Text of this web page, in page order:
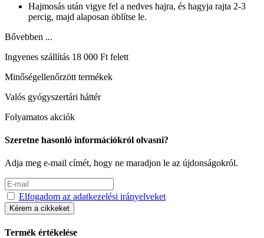
Hajmosás után vigye fel a nedves hajra, és hagyja rajta 2-3
percig, majd alaposan öblítse le.
Bővebben ...
Ingyenes szállítás 18 000 Ft felett
Minőségellenőrzött termékek
Valós gyógyszertári háttér
Folyamatos akciók
Szeretne hasonló információkról olvasni?
Adja meg e-mail címét, hogy ne maradjon le az újdonságokról.
Elfogadom az adatkezelési irányelveket
Kérem a cikkeket
Termék értékelése